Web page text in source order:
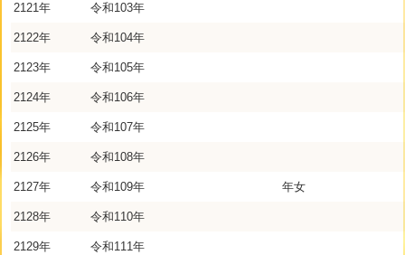
2121年 令和103年
2122年 令和104年
2123年 令和105年
2124年 令和106年
2125年 令和107年
2126年 令和108年
2127年 令和109年 年女
2128年 令和110年
2129年 令和111年